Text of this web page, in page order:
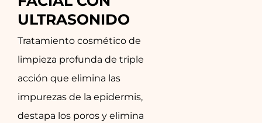
ULTRASONIDO
Tratamiento cosmético de
limpieza profunda de triple
acción que elimina las
impurezas de la epidermis,
destapa los poros y elimina